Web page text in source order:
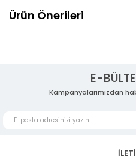
Ürün Önerileri
E-
Kampanyalarımızdan